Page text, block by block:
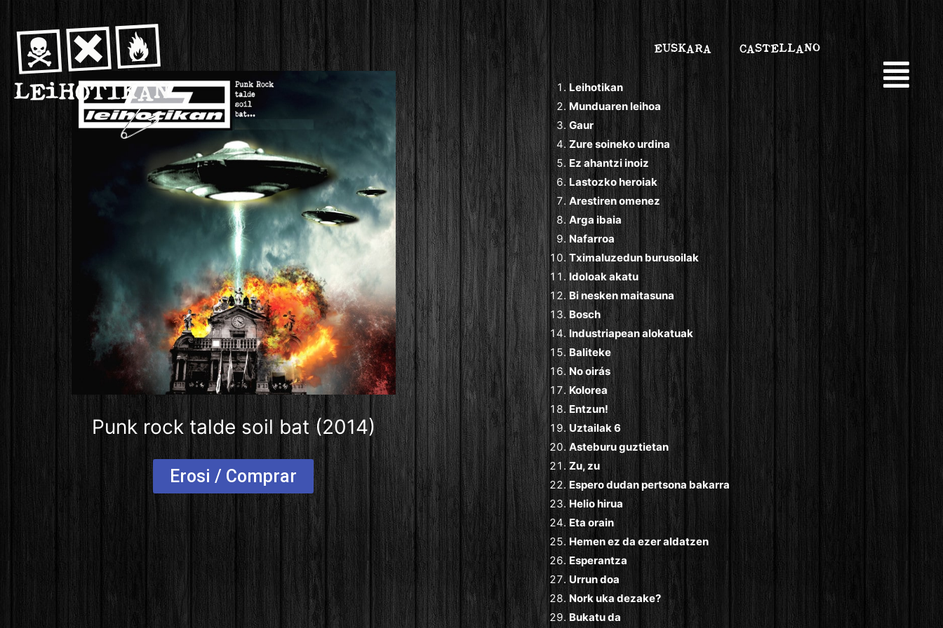
EUSKARA CASTELLANO
Punk rock talde soil bat (2014)
Erosi / Comprar
Leihotikan
Munduaren leihoa
Gaur
Zure soineko urdina
Ez ahantzi inoiz
Lastozko heroiak
Arestiren omenez
Arga ibaia
Nafarroa
Tximaluzedun burusoilak
Idoloak akatu
Bi nesken maitasuna
Bosch
Industriapean alokatuak
Baliteke
No oirás
Kolorea
Entzun!
Uztailak 6
Asteburu guztietan
Zu, zu
Espero dudan pertsona bakarra
Helio hirua
Eta orain
Hemen ez da ezer aldatzen
Esperantza
Urrun doa
Nork uka dezake?
Bukatu da